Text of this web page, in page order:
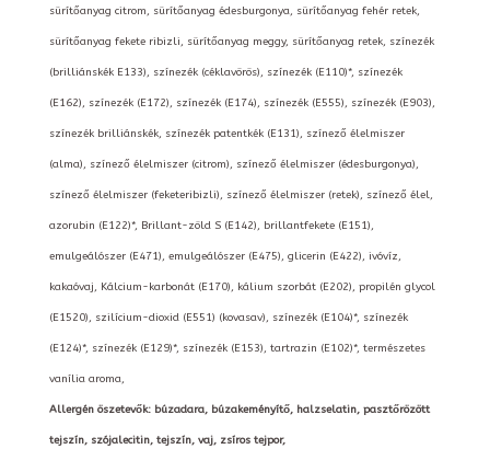
sürítőanyag citrom, sürítőanyag édesburgonya, sürítőanyag fehér retek,
sürítőanyag fekete ribizli, sürítőanyag meggy, sürítőanyag retek, színezék
(brilliánskék E133), színezék (céklavörös), színezék (E110)*, színezék
(E162), színezék (E172), színezék (E174), színezék (E555), színezék (E903),
színezék brilliánskék, színezék patentkék (E131), színező élelmiszer
(alma), színező élelmiszer (citrom), színező élelmiszer (édesburgonya),
színező élelmiszer (feketeribizli), színező élelmiszer (retek), színező élel,
azorubin (E122)*, Brillant-zöld S (E142), brillantfekete (E151),
emulgeálószer (E471), emulgeálószer (E475), glicerin (E422), ivóvíz,
kakaóvaj, Kálcium-karbonát (E170), kálium szorbát (E202), propilén glycol
(E1520), szilícium-dioxid (E551) (kovasav), színezék (E104)*, színezék
(E124)*, színezék (E129)*, színezék (E153), tartrazin (E102)*, természetes
vanília aroma,
Allergén öszetevők: búzadara, búzakeményítő, halzselatin, pasztőrözött
tejszín, szójalecitin, tejszín, vaj, zsíros tejpor,